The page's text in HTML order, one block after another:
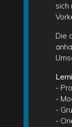
sich
Die
-
-
-
-